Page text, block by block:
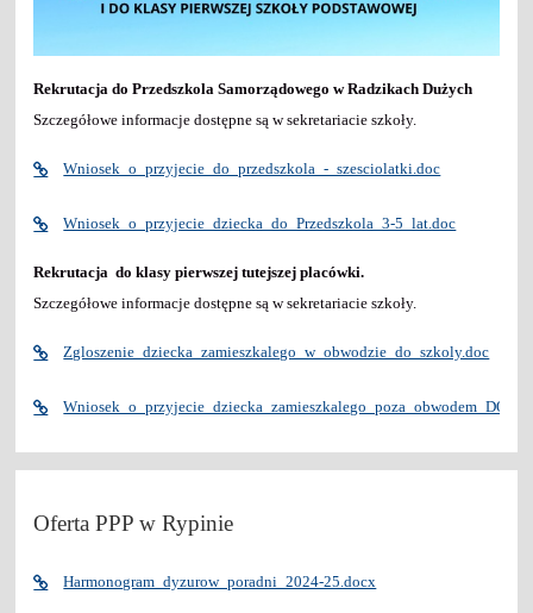
Rekrutacja do Przedszkola Samorządowego w Radzikach Dużych
Szczegółowe informacje dostępne są w sekretariacie szkoły.
Wniosek_o_przyjecie_do_przedszkola_-_szesciolatki.doc
Wniosek_o_przyjecie_dziecka_do_Przedszkola_3-5_lat.doc
Rekrutacja do klasy pierwszej tutejszej placówki.
Szczegółowe informacje dostępne są w sekretariacie szkoły.
Zgloszenie_dziecka_zamieszkalego_w_obwodzie_do_szkoly.doc
Oferta PPP w Rypinie
Harmonogram_dyzurow_poradni_2024-25.docx